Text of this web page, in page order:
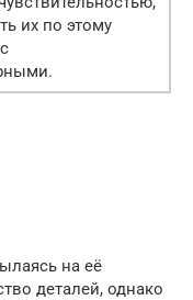
их по этому
на её
деталей, однако